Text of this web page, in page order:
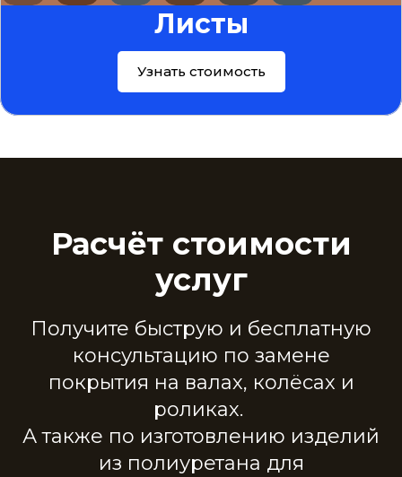
Листы
Узнать стоимость
Расчёт стоимости
услуг
Получите быструю и бесплатную
консультацию по замене
покрытия на валах, колёсах и
роликах.
А также по изготовлению изделий
из полиуретана для